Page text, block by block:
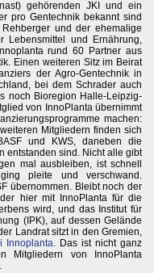
gehörenden JKI und ein
pro Gentechnik bekannt sind
und der ehemalige
Lebensmittel und Ernährung,
rund 60 Partner aus
Einen weiteren Sitz im Beirat
der Agro-Gentechnik in
bei dem Schrader auch
noch Bioregion Halle-Leipzig-
von InnoPlanta übernimmt
machen:
Mitgliedern finden sich
und KWS, daneben die
entstanden sind. Nicht alle gibt
mal ausbleiben, ist schnell
pleite und verschwand.
übernommen. Bleibt noch der
hier mit InnoPlanta für die
wird, und das Institut für
(IPK), auf dessen Gelände
Landrat sitzt in den Gremien,
Innoplanta. Das ist nicht ganz
Mitgliedern von InnoPlanta